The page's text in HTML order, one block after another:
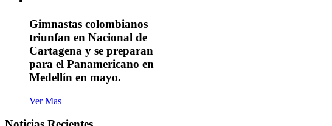
Gimnastas colombianos
triunfan en Nacional de
Cartagena y se preparan
para el Panamericano en
Medellín en mayo.
Ver Mas